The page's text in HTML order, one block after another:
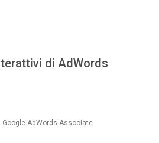
di AdWords
AdWords Associate